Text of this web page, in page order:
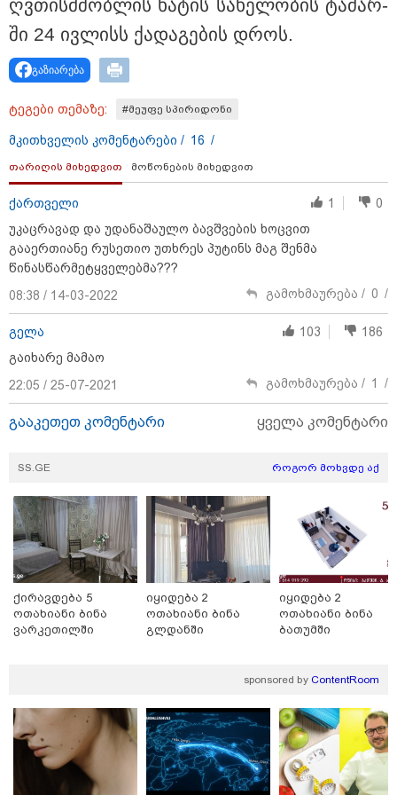
შეიძინე ალდაგის სამოგზაურო დაზღვევა და მიიღე
გაორმაგებული ინტერნეტი
11:22 / 07-08-2026
ანჯელინა ჯოლის ძმა ცოლს
დაშორდა და აღიარა, რომ გეია
- "ბავშვობაში გიჟურად
მიყვარდა დისნეის პრინცესები"
09:50 / 07-08-2026
გამოქვეყნდა SpaceX-ის
რაკეტის ფრაგმენტის
მთვარესთან შეჯახების
ორბიტალურმა აპარატმა
მთვარის ზედაპირი შეჯახებამდე
10:45 / 07-08-2026
"აშშ კვლავაც ღრმად
შეშფოთებულია რუსეთის მიერ
საქართველოს ტერიტორიის
განგრძობადი ოკუპაციით" -
აშშ-ის საელჩო
ცნობილ "ტიკტოკერს" ლაივის
გარდაიცვალა - რას ამბობს
მომხდარზე მექსიკის პოლიცია
ღვთის­მშობ­ლის ხა­ტის სა­ხე­ლო­ბის ტა­ძარ­
ში 24 ივ­ლისს ქა­და­გე­ბის დროს.
გაზიარება
ტეგები თემაზე: #მეუფე სპირიდონი
მკითხველის კომენტარები / 16 /
თარიღის მიხედვით მოწონების მიხედვით
ქართველი 1
0
უკაცრავად და უდანაშაულო ბავშვების ხოცვით
გააერთიანე რუსეთიო უთხრეს პუტინს მაგ შენმა
წინასწარმეტყველებმა???
08:38 / 14-03-2022
გამოხმაურება / 0 /
გელა 103
186
გაიხარე მამაო
22:05 / 25-07-2021
გამოხმაურება / 1 /
გააკეთეთ კომენტარი ყველა კომენტარი
SS.GE როგორ მოხვდე აქ
ქირავდება 5
ოთახიანი ბინა
ვარკეთილში
იყიდება 2
ოთახიანი ბინა
გლდანში
იყიდება 2
ოთახიანი ბინა
ბათუმში
sponsored by ContentRoom